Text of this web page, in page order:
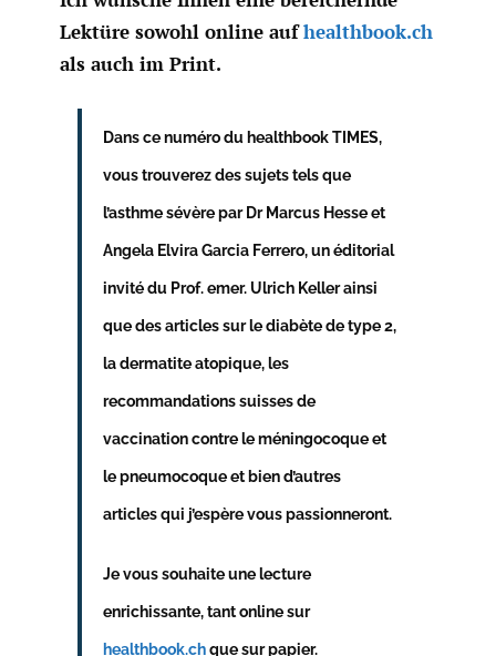
Lektüre sowohl online aufhealthbook.ch
als auch im Print.
Dans ce numéro du healthbook TIMES,
vous trouverez des sujets tels que
l’asthme sévère par Dr Marcus Hesse et
Angela Elvira Garcia Ferrero, un éditorial
invité du Prof. emer. Ulrich Keller ainsi
que des articles sur le diabète de type 2,
la dermatite atopique, les
recommandations suisses de
vaccination contre le méningocoque et
le pneumocoque et bien d’autres
articles qui j’espère vous passionneront.
Je vous souhaite une lecture
enrichissante, tant online sur
healthbook.chque sur papier.